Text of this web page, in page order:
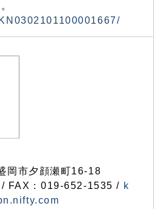
市夕顔瀬町16-18
FAX：019-652-1535 / k